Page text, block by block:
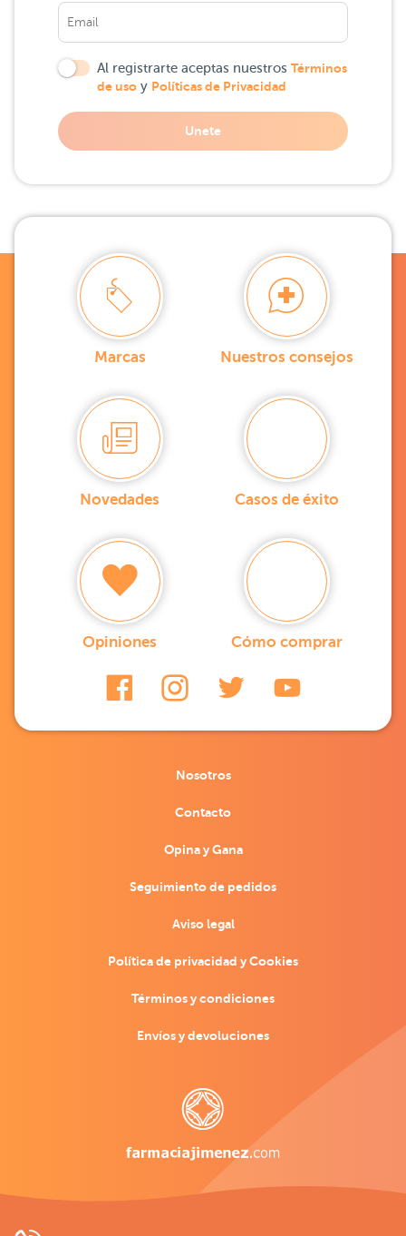
Al registrarte aceptas nuestros Términos
de uso y Políticas de Privacidad
Unete
Marcas Nuestros consejos
Novedades Casos de éxito
Opiniones Cómo comprar
Nosotros
Contacto
Opina y Gana
Seguimiento de pedidos
Aviso legal
Política de privacidad y Cookies
Términos y condiciones
Envíos y devoluciones